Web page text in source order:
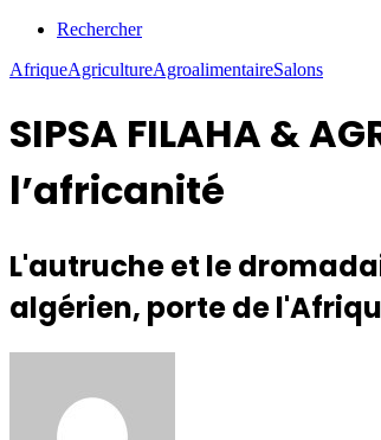
Rechercher
AfriqueAgricultureAgroalimentaireSalons
SIPSA FILAHA &
l’africanité
L'autruche et le
algérien, porte de